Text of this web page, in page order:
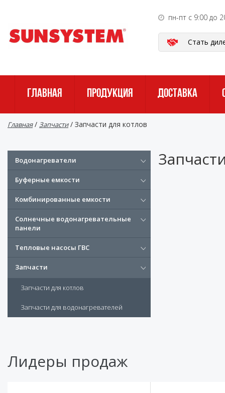
пн-пт с 9:00 до
Стать
ГЛАВНАЯ ПРОДУКЦИЯ ДОСТАВКА
Главная / Запчасти / Запчасти для котлов
Водонагреватели
Буферные емкости
Комбинированные емкости
Солнечные водонагревательные
панели
Тепловые насосы ГВС
Запчасти
Запчасти для котлов
Запчасти для водонагревателей
Лидеры продаж